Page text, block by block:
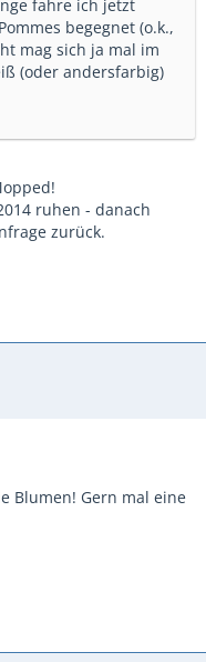
fahre ich jetzt
begegnet (o.k.,
mag sich ja mal im
(oder andersfarbig)
ruhen - danach
zurück.
Blumen! Gern mal eine